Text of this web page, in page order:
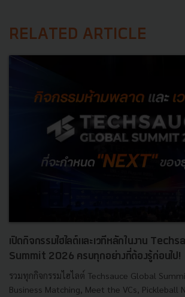
RELATED ARTICLE
เปิดกิจกรรมไฮไลต์และเวทีหลักในงาน
Summit 2026 ครบทุกอย่างที่ต้องรู้ก่อนไป!
รวมทุกกิจกรรมไฮไลต์ Techsauce Global
Business Matching, Meet the VCs, Pickleball